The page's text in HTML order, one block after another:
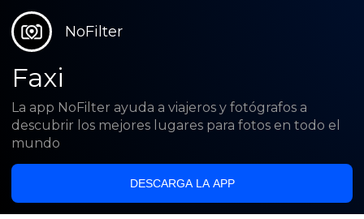
NoFilter
Faxi
La app NoFilter ayuda a viajeros y fotógrafos a
descubrir los mejores lugares para fotos en todo el
mundo
DESCARGA LA APP